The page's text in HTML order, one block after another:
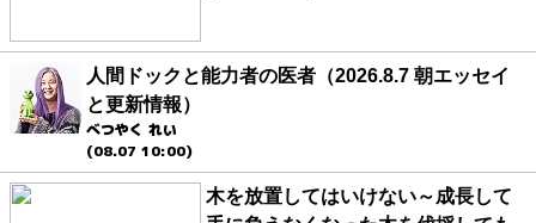
人間ドックと能力者の医者（2026.8.7 朝エッセイ
と更新情報）
べつやく れい
(08.07 10:00)
木を放置してはいけない～成長して